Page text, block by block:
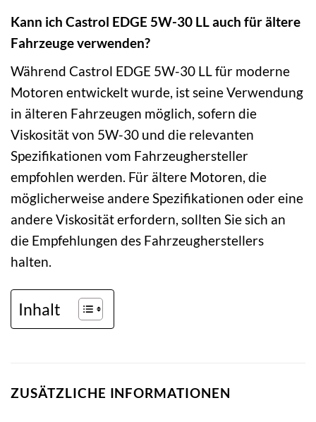
Kann ich Castrol EDGE 5W-30 LL auch für ältere
Fahrzeuge verwenden?
Während Castrol EDGE 5W-30 LL für moderne
Motoren entwickelt wurde, ist seine Verwendung
in älteren Fahrzeugen möglich, sofern die
Viskosität von 5W-30 und die relevanten
Spezifikationen vom Fahrzeughersteller
empfohlen werden. Für ältere Motoren, die
möglicherweise andere Spezifikationen oder eine
andere Viskosität erfordern, sollten Sie sich an
die Empfehlungen des Fahrzeugherstellers
halten.
Inhalt
ZUSÄTZLICHE INFORMATIONEN